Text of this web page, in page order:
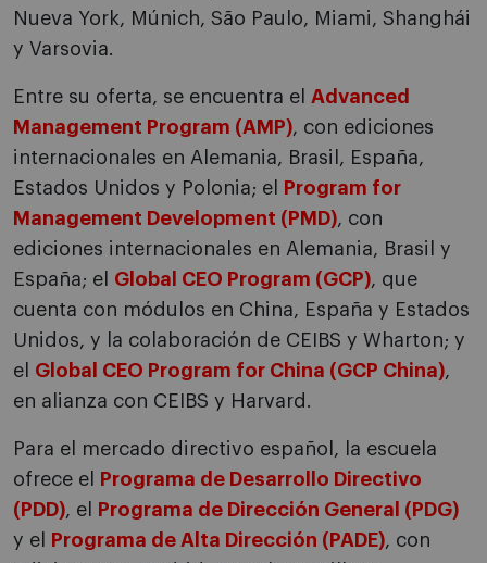
Nueva York, Múnich, São Paulo, Miami, Shanghái
y Varsovia.
Entre su oferta, se encuentra el Advanced
Management Program (AMP), con ediciones
internacionales en Alemania, Brasil, España,
Estados Unidos y Polonia; el
Program for
Management Development (PMD), con
ediciones internacionales en Alemania, Brasil y
España; el Global CEO Program (GCP), que
cuenta con módulos en China, España y Estados
Unidos, y la colaboración de CEIBS y Wharton; y
el Global CEO Program for China (GCP China),
en alianza con CEIBS y Harvard.
Para el mercado directivo español, la escuela
ofrece el
Programa de Desarrollo Directivo
(PDD), el
Programa de Dirección General (PDG)
y el
Programa de Alta Dirección (PADE), con